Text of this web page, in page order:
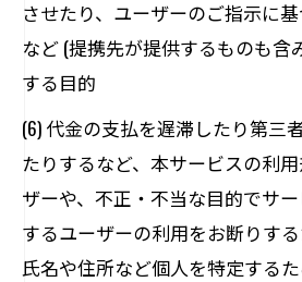
させたり、ユーザーのご指示に
など (提携先が提供するものも含
する目的
(6) 代金の支払を遅滞したり第三
たりするなど、本サービスの利
ザーや、不正・不当な目的でサ
するユーザーの利用をお断りする
氏名や住所など個人を特定する